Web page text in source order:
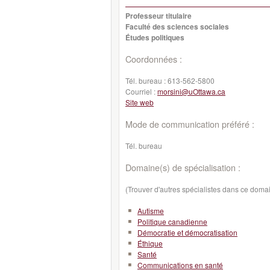
Professeur titulaire
Faculté des sciences sociales
Études politiques
Coordonnées :
Tél. bureau :613-562-5800
Courriel :morsini@uOttawa.ca
Site web
Mode de communication préféré :
Tél. bureau
Domaine(s) de spécialisation :
(Trouver d'autres spécialistes dans ce
Autisme
Politique canadienne
Démocratie et démocratisation
Éthique
Santé
Communications en santé